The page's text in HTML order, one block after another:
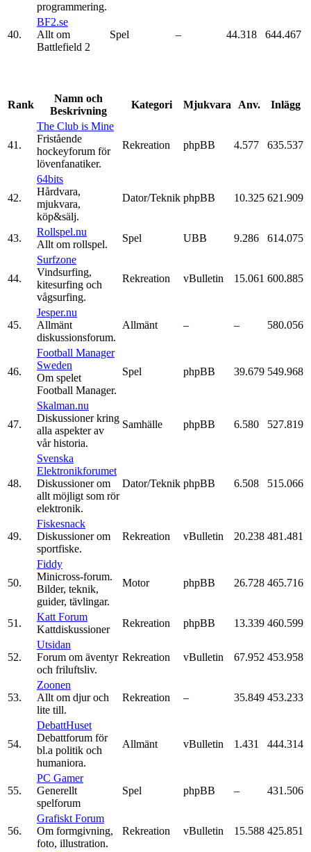
programmering.
40.
BF2.se
Allt om
Battlefield 2
Spel – 44.318 644.467
Rank
Namn och
Beskrivning
Kategori Mjukvara Anv. Inlägg
41.
The Club is Mine
Fristående
hockeyforum för
lövenfanatiker.
Rekreation phpBB 4.577 635.537
42.
64bits
Hårdvara,
mjukvara,
köp&sälj.
Dator/Teknik phpBB 10.325 621.909
43.
Rollspel.nu
Allt om rollspel.
Spel UBB 9.286 614.075
44.
Surfzone
Vindsurfing,
kitesurfing och
vågsurfing.
Rekreation vBulletin 15.061 600.885
45.
Jesper.nu
Allmänt
diskussionsforum.
Allmänt – – 580.056
46.
Football Manager
Sweden
Om spelet
Football Manager.
Spel phpBB 39.679 549.968
47.
Skalman.nu
Diskussioner kring
alla aspekter av
vår historia.
Samhälle phpBB 6.580 527.819
48.
Svenska
Elektronikforumet
Diskussioner om
allt möjligt som rör
elektronik.
Dator/Teknik phpBB 6.508 515.066
49.
Fiskesnack
Diskussioner om
sportfiske.
Rekreation vBulletin 20.238 481.481
50.
Fiddy
Minicross-forum.
Bilder, teknik,
guider, tävlingar.
Motor phpBB 26.728 465.716
51.
Katt Forum
Kattdiskussioner
Rekreation phpBB 13.339 460.599
52.
Utsidan
Forum om äventyr
och friluftsliv.
Rekreation vBulletin 67.952 453.958
53.
Zoonen
Allt om djur och
lite till.
Rekreation – 35.849 453.233
54.
DebattHuset
Debattforum för
bl.a politik och
humaniora.
Allmänt vBulletin 1.431 444.314
55.
PC Gamer
Generellt
spelforum
Spel phpBB – 431.506
56.
Grafiskt Forum
Om formgivning,
foto, illustration.
Rekreation vBulletin 15.588 425.851